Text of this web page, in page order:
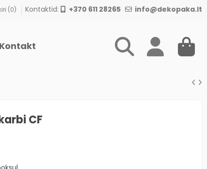
(0) Kontaktid: +370 611 28265 info@dekopaka.lt
Kontakt
CF